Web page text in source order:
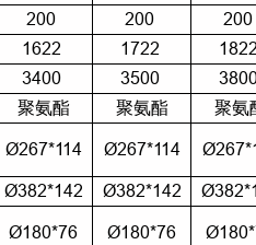
200 200
200
1622 1722
3400 3500
聚氨酯 聚氨酯 聚氨
Ø267*114 Ø267*114
Ø382*142 Ø382*142
Ø180*76 Ø180*76